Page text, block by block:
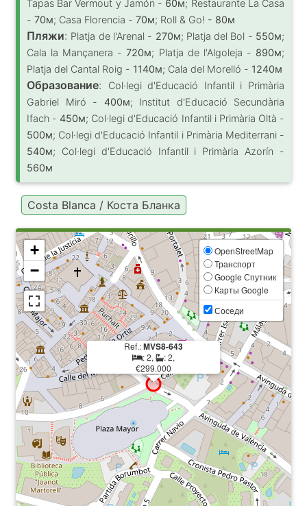
Tapas Bar Vermout y Jamón - 60м; Restaurante La Casa
- 70м; Casa Florencia - 70м; Roll & Go! - 80м
Пляжи: Platja de l'Arenal - 270м; Platja del Bol - 550м;
Cala la Mançanera -720м; Platja de l'Algoleja - 890м;
Platja del Cantal Roig - 1140м; Cala del Morelló - 1240м
Образование:
Col·legi d'Educació Infantil i Primària
Gabriel Miró - 400м; Institut d'Educació Secundària
Ifach -450м; Col·legi d'Educació Infantil i Primària Oltà -
500м; Col·legi d'Educació Infantil i Primària Mediterrani -
540м; Col·legi d'Educació Infantil i Primària Azorín -
560м
Costa Blanca / Коста Бланка
Ref.:MVS8-643
: 2,
: 2,
€299.000
+
−
OpenStreetMap
Транспорт
Google Спутник
Карты Google
Соседи